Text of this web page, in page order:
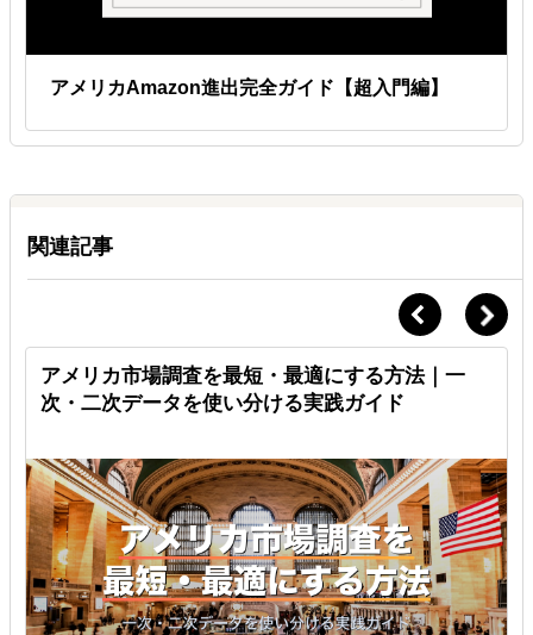
実際はマニュアルがないクライアント様がほとんどですので、業務の
務サポート致します。
1ヶ月分のみ10時間まで翌月へ繰越可能です。
アメリカAmazon進出完全ガイド【超入門編】
関連記事
アメリカ市場調査を最短・最適にする方法｜一
次・二次データを使い分ける実践ガイド